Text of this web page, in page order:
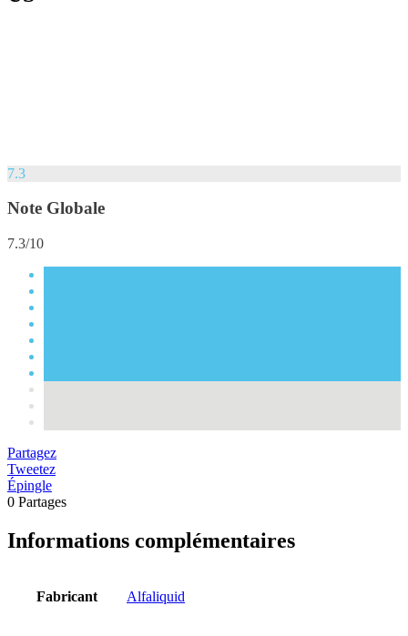
7.3
Note Globale
7.3/10
Partagez
Tweetez
Épingle
0 Partages
Informations complémentaires
Fabricant Alfaliquid